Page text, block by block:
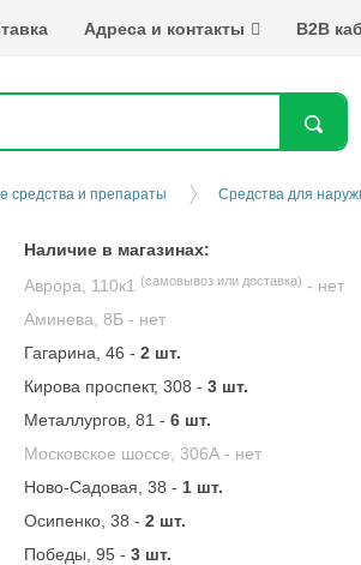
Адреса и контакты B2B
средства и препараты Средства для
Наличие в магазинах:
Аврора, 110к1
(самовывоз или доставка) - нет
Аминева, 8Б - нет
Гагарина, 46 -2 шт.
Кирова проспект, 308 -3 шт.
Металлургов, 81 -6 шт.
Московское шоссе, 306А - нет
Ново-Садовая, 38 - 1 шт.
Осипенко, 38 -2 шт.
Победы, 95 -3 шт.